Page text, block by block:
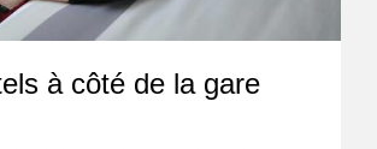
à côté de la gare